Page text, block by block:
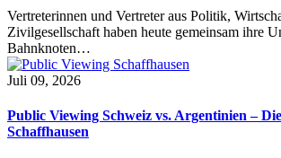
Vertreterinnen und Vertreter aus Politik,
Zivilgesellschaft haben heute gemeinsam ihre
Bahnknoten…
Juli 09, 2026
Public Viewing Schweiz vs. Argentinien –
Schaffhausen